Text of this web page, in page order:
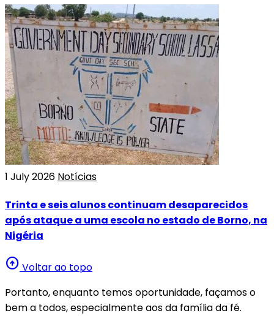
1 July 2026 Notícias
Trinta e seis alunos continuam desaparecidos
após ataque a uma escola no estado de Borno, na
Nigéria
arrow_circle_up Voltar ao topo
Portanto, enquanto temos oportunidade, façamos o
bem a todos, especialmente aos da família da fé.